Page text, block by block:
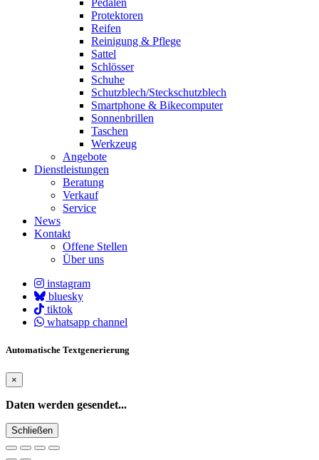
Pedalen
Protektoren
Reifen
Reinigung & Pflege
Sattel
Schlösser
Schuhe
Schutzblech/Steckschutzblech
Smartphone & Bikecomputer
Sonnenbrillen
Taschen
Werkzeug
Angebote
Dienstleistungen
Beratung
Verkauf
Service
News
Kontakt
Offene Stellen
Über uns
instagram
bluesky
tiktok
whatsapp channel
Automatische Textgenerierung
×
Daten werden gesendet...
Schließen